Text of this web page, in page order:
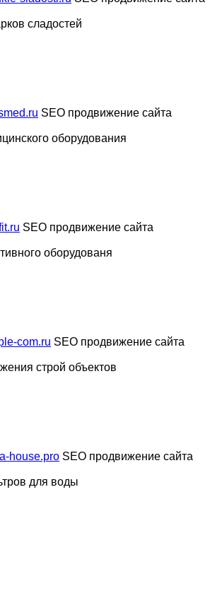
сладостей
SEO продвижение сайта
оборудования
SEO продвижение сайта
оборудованя
com.ru SEO продвижение сайта
строй объектов
house.pro SEO продвижение сайта
для воды